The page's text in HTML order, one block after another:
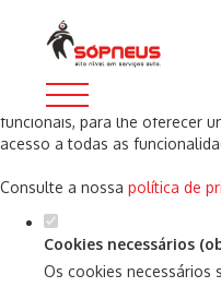
Defina as suas
para este website.
Este website utiliza cookies
funcionais, para lhe oferecer
acesso a todas as
Consulte a nossa política de
Cookies necessários
Os cookies necessários